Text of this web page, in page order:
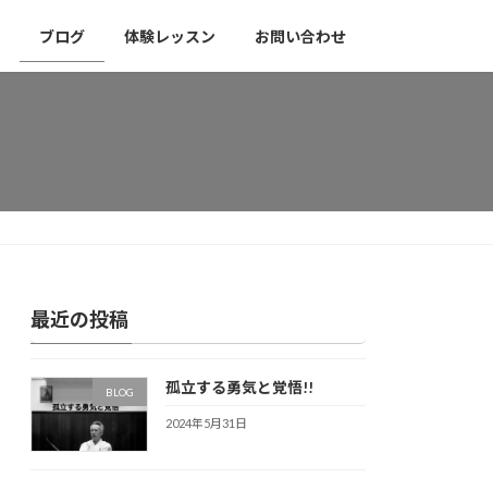
ブログ 体験レッスン お問い合わせ
最近の投稿
BLOG 孤立する勇気と覚悟!!
2024年5月31日